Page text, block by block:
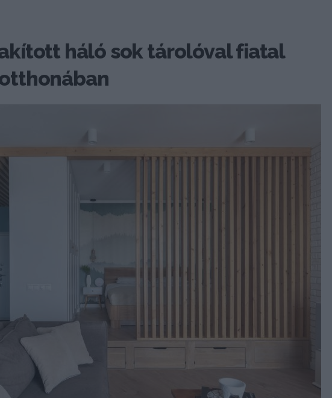
háló sok tárolóval fiatal